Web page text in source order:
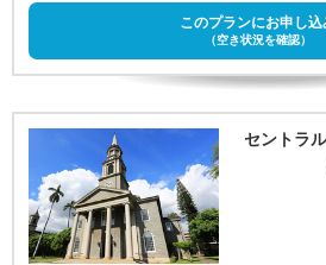
このプランにお申し込
（空き状況を確認）
セントラ